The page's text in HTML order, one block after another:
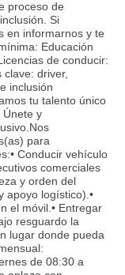
proceso de
Si
en informarnos y te
Educación
de conducir:
driver,
inclusión
tu talento único
Únete y
para
Conducir vehículo
comerciales
y orden del
apoyo logístico).•
el móvil.• Entregar
resguardo la
lugar donde pueda
de 08:30 a